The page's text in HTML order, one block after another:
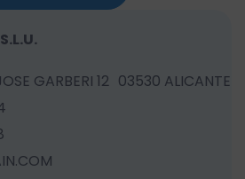
GARBERI 12 03530 ALICANTE